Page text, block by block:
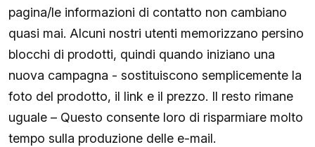
pagina/le informazioni di contatto non cambiano
quasi mai. Alcuni nostri utenti memorizzano persino
blocchi di prodotti, quindi quando iniziano una
nuova campagna - sostituiscono semplicemente la
foto del prodotto, il link e il prezzo. Il resto rimane
uguale – Questo consente loro di risparmiare molto
tempo sulla produzione delle e-mail.